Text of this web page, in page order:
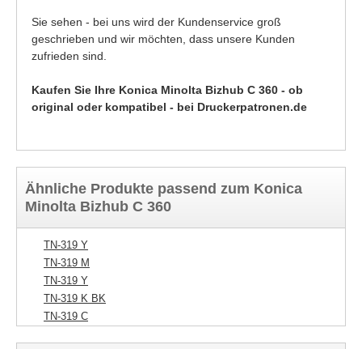
Sie sehen - bei uns wird der Kundenservice groß
geschrieben und wir möchten, dass unsere Kunden
zufrieden sind.
Kaufen Sie Ihre Konica Minolta Bizhub C 360 - ob
original oder kompatibel - bei Druckerpatronen.de
Ähnliche Produkte passend zum Konica
Minolta Bizhub C 360
TN-319 Y
TN-319 M
TN-319 Y
TN-319 K BK
TN-319 C